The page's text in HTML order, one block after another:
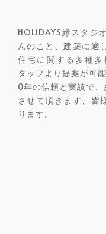
HOLIDAYS緑スタジ
んのこと、建築に適
住宅に関する多種
タッフより提案が可
0年の信頼と実績で
させて頂きます、皆
ります。